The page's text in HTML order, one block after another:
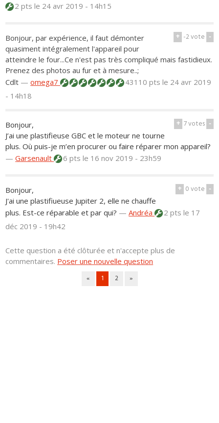
2 ptsle 24 avr 2019 - 14h15
+ -2vote -
Bonjour, par expérience, il faut démonter
quasiment intégralement l'appareil pour
atteindre le four...Ce n'est pas très compliqué mais fastidieux.
Prenez des photos au fur et à mesure..;
Cdlt —omega7 43110 ptsle 24 avr 2019
- 14h18
+ 7votes -
Bonjour,
J’ai une plastifieuse GBC et le moteur ne tourne
plus. Où puis-je m’en procurer ou faire réparer mon appareil?
—Garsenault 6 ptsle 16 nov 2019 - 23h59
+ 0vote -
Bonjour,
J'ai une plastifiueuse Jupiter 2, elle ne chauffe
plus. Est-ce réparable et par qui? —Andréa 2 ptsle 17
déc 2019 - 19h42
Cette question a été clôturée et n'accepte plus de
commentaires. Poser une nouvelle question
« 1 2 »